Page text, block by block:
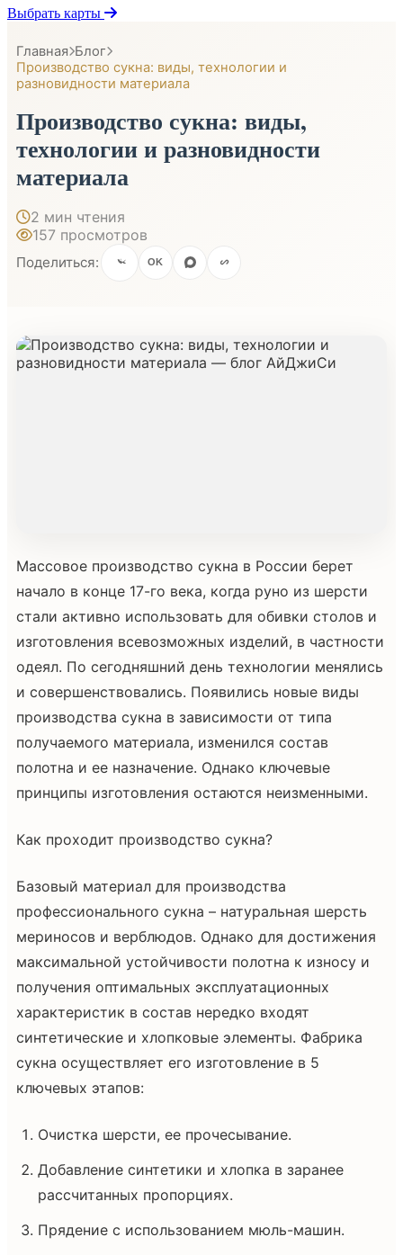
Выбрать карты
Главная Блог
Производство сукна: виды, технологии и
разновидности материала
Производство сукна: виды,
технологии и разновидности
материала
2 мин чтения
157 просмотров
Поделиться: OK
Массовое производство сукна в России берет
начало в конце 17-го века, когда руно из шерсти
стали активно использовать для обивки столов и
изготовления всевозможных изделий, в частности
одеял. По сегодняшний день технологии менялись
и совершенствовались. Появились новые виды
производства сукна в зависимости от типа
получаемого материала, изменился состав
полотна и ее назначение. Однако ключевые
принципы изготовления остаются неизменными.
Как проходит производство сукна?
Базовый материал для производства
профессионального сукна – натуральная шерсть
мериносов и верблюдов. Однако для достижения
максимальной устойчивости полотна к износу и
получения оптимальных эксплуатационных
характеристик в состав нередко входят
синтетические и хлопковые элементы. Фабрика
сукна осуществляет его изготовление в 5
ключевых этапов:
Очистка шерсти, ее прочесывание.
Добавление синтетики и хлопка в заранее
рассчитанных пропорциях.
Прядение с использованием мюль-машин.